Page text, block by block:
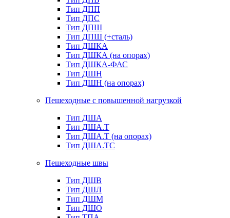
Тип ДПП
Тип ДПС
Тип ДПШ
Тип ДПШ (+сталь)
Тип ДШКА
Тип ДШКА (на опорах)
Тип ДШКА-ФАС
Тип ДШН
Тип ДШН (на опорах)
Пешеходные с повышенной нагрузкой
Тип ДША
Тип ДША.Т
Тип ДША.Т (на опорах)
Тип ДША.ТС
Пешеходные швы
Тип ДШВ
Тип ДШЛ
Тип ДШМ
Тип ДШО